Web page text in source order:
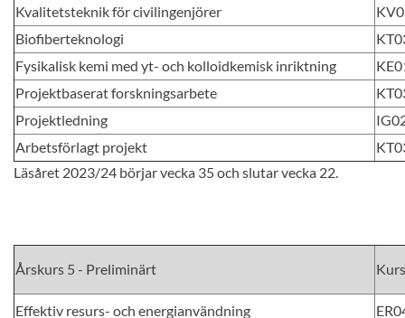
Kvalitetsteknik för civilingenjörer
Biofiberteknologi
Fysikalisk kemi med yt- och kolloidkemisk inriktning
Projektbaserat forskningsarbete
Projektledning
Arbetsförlagt projekt
Läsåret 2023/24 börjar vecka 35 och slutar vecka 22.
Årskurs 5 - Preliminärt
Effektiv resurs- och energianvändning